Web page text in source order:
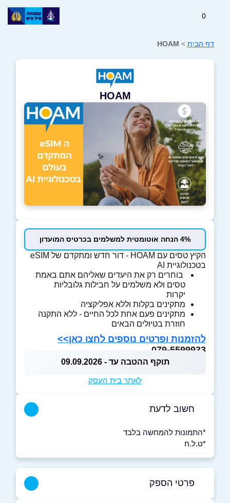
0
דף הבית >
HOAM
HOAM
4% הנחה אוטומטית למשלמים בכרטיס המועדון
הקיץ טסים עם HOAM - דור חדש ומתקדם של eSIM
בטכנולוגיית AI
בוחרים רק את היעדים שאליהם אתם באמת
טסים ולא משלמים על חבילות גלובליות
יקרות
מתקינים בקלות וללא אפליקציה
⁠מתקינים פעם אחת לכל החיים - ללא התקנה
חוזרת בטיולים הבאים
להזמנות ופרטים נוספים לחצו כאן>>
079-5599933
תוקף ההטבה עד - 09.09.2026
לאתר בית העסק
חשוב לדעת
*התמונות להמחשה בלבד
*ט.ל.ח
פרטי הספק